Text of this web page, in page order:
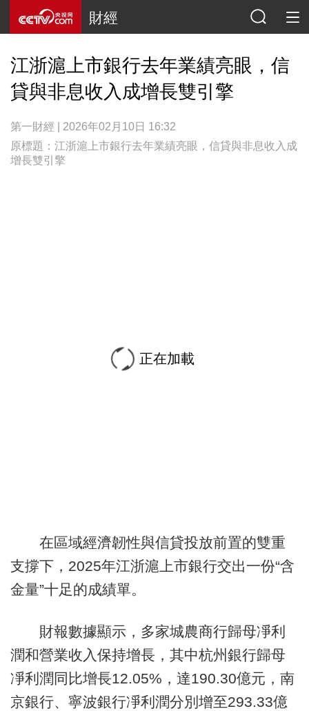
財經
江浙滬上市銀行去年業績亮眼，信
貸與非息收入成增長雙引擎
第一財經 | 2026年02月10日 16:32
原標題：江浙滬上市銀行去年業績亮眼，信貸與非息收入成
增長雙引擎
正在加載
在區域經濟韌性與信貸投放前置的雙重
支撐下，2025年江浙滬上市銀行交出一份“含
金量”十足的成績單。
財報數據顯示，多家城農商行歸母凈利
潤和營業收入保持增長，其中杭州銀行歸母
凈利潤同比增長12.05%，達190.30億元，南
京銀行、寧波銀行凈利潤分別增至293.33億